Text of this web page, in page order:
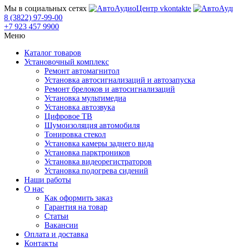
Мы в социальных сетях
8 (3822) 97-99-00
+7 923 457 9900
Меню
Каталог товаров
Установочный комплекс
Ремонт автомагнитол
Установка автосигнализаций и автозапуска
Ремонт брелоков и автосигнализаций
Установка мультимедиа
Установка автозвука
Цифровое ТВ
Шумоизоляция автомобиля
Тонировка стекол
Установка камеры заднего вида
Установка парктроников
Установка видеорегистраторов
Установка подогрева сидений
Наши работы
О нас
Как оформить заказ
Гарантия на товар
Статьи
Вакансии
Оплата и доставка
Контакты